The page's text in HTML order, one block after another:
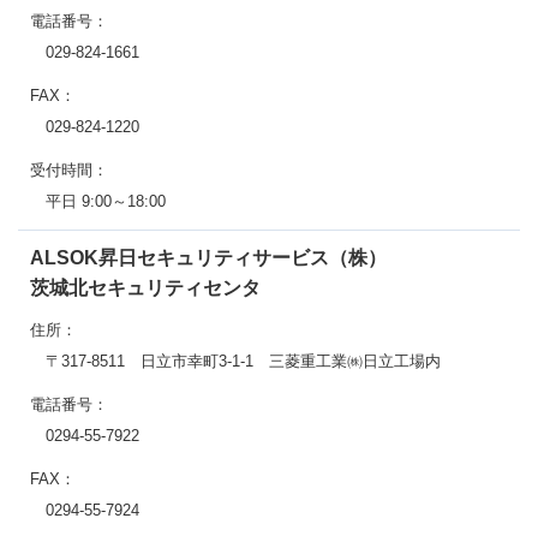
電話番号：
029-824-1661
FAX：
029-824-1220
受付時間：
平日 9:00～18:00
ALSOK昇日セキュリティサービス（株）
茨城北セキュリティセンタ
住所：
〒317-8511 日立市幸町3-1-1 三菱重工業㈱日立工場内
電話番号：
0294-55-7922
FAX：
0294-55-7924